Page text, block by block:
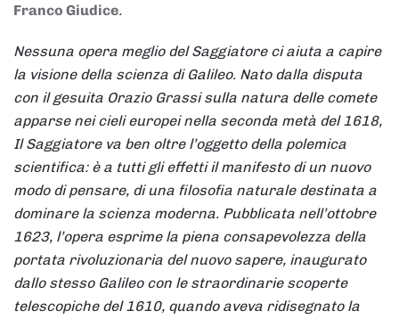
Franco Giudice.
Nessuna opera meglio del Saggiatore ci aiuta a capire
la visione della scienza di Galileo. Nato dalla disputa
con il gesuita Orazio Grassi sulla natura delle comete
apparse nei cieli europei nella seconda metà del 1618,
Il Saggiatore va ben oltre l’oggetto della polemica
scientifica: è a tutti gli effetti il manifesto di un nuovo
modo di pensare, di una filosofia naturale destinata a
dominare la scienza moderna. Pubblicata nell’ottobre
1623, l’opera esprime la piena consapevolezza della
portata rivoluzionaria del nuovo sapere, inaugurato
dallo stesso Galileo con le straordinarie scoperte
telescopiche del 1610, quando aveva ridisegnato la